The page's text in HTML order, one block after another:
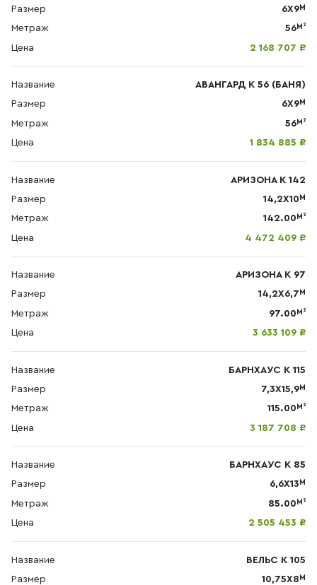
Размер
6Х9М
Метраж 56М²
Цена 2 168 707 ₽
Название
АВАНГАРД К 56 (БАНЯ)
Размер
6Х9М
Метраж 56М²
Цена 1 834 885 ₽
Название
АРИЗОНА К 142
Размер
14,2X10М
Метраж 142.00М²
Цена 4 472 409 ₽
Название
АРИЗОНА К 97
Размер
14,2X6,7 М
Метраж 97.00М²
Цена 3 633 109 ₽
Название
БАРНХАУС К 115
Размер
7,3Х15,9М
Метраж 115.00М²
Цена 3 187 708 ₽
Название
БАРНХАУС К 85
Размер
6,6X13 М
Метраж 85.00М²
Цена 2 505 453 ₽
Название
ВЕЛЬС К 105
Размер
10,75X8М